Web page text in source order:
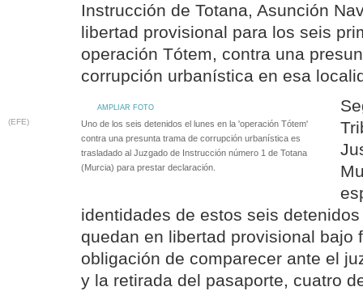
Instrucción de Totana, Asunción
libertad provisional para los seis
operación Tótem, contra una
corrupción urbanística en esa
AMPLIAR FOTO
(EFE)
Uno de los seis detenidos el lunes en la 'operación Tótem'
contra una presunta trama de corrupción urbanística es
trasladado al Juzgado de Instrucción número 1 de Totana
(Murcia) para prestar declaración.
identidades de estos seis
quedan en libertad provisional bajo
obligación de comparecer ante el
y la retirada del pasaporte, cuatro